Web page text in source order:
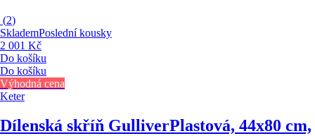
(2)
SklademPoslední kousky
2 001 Kč
Do košíku
Do košíku
Výhodná cena
Keter
Dílenská skříň GulliverPlastová, 44x80 cm,